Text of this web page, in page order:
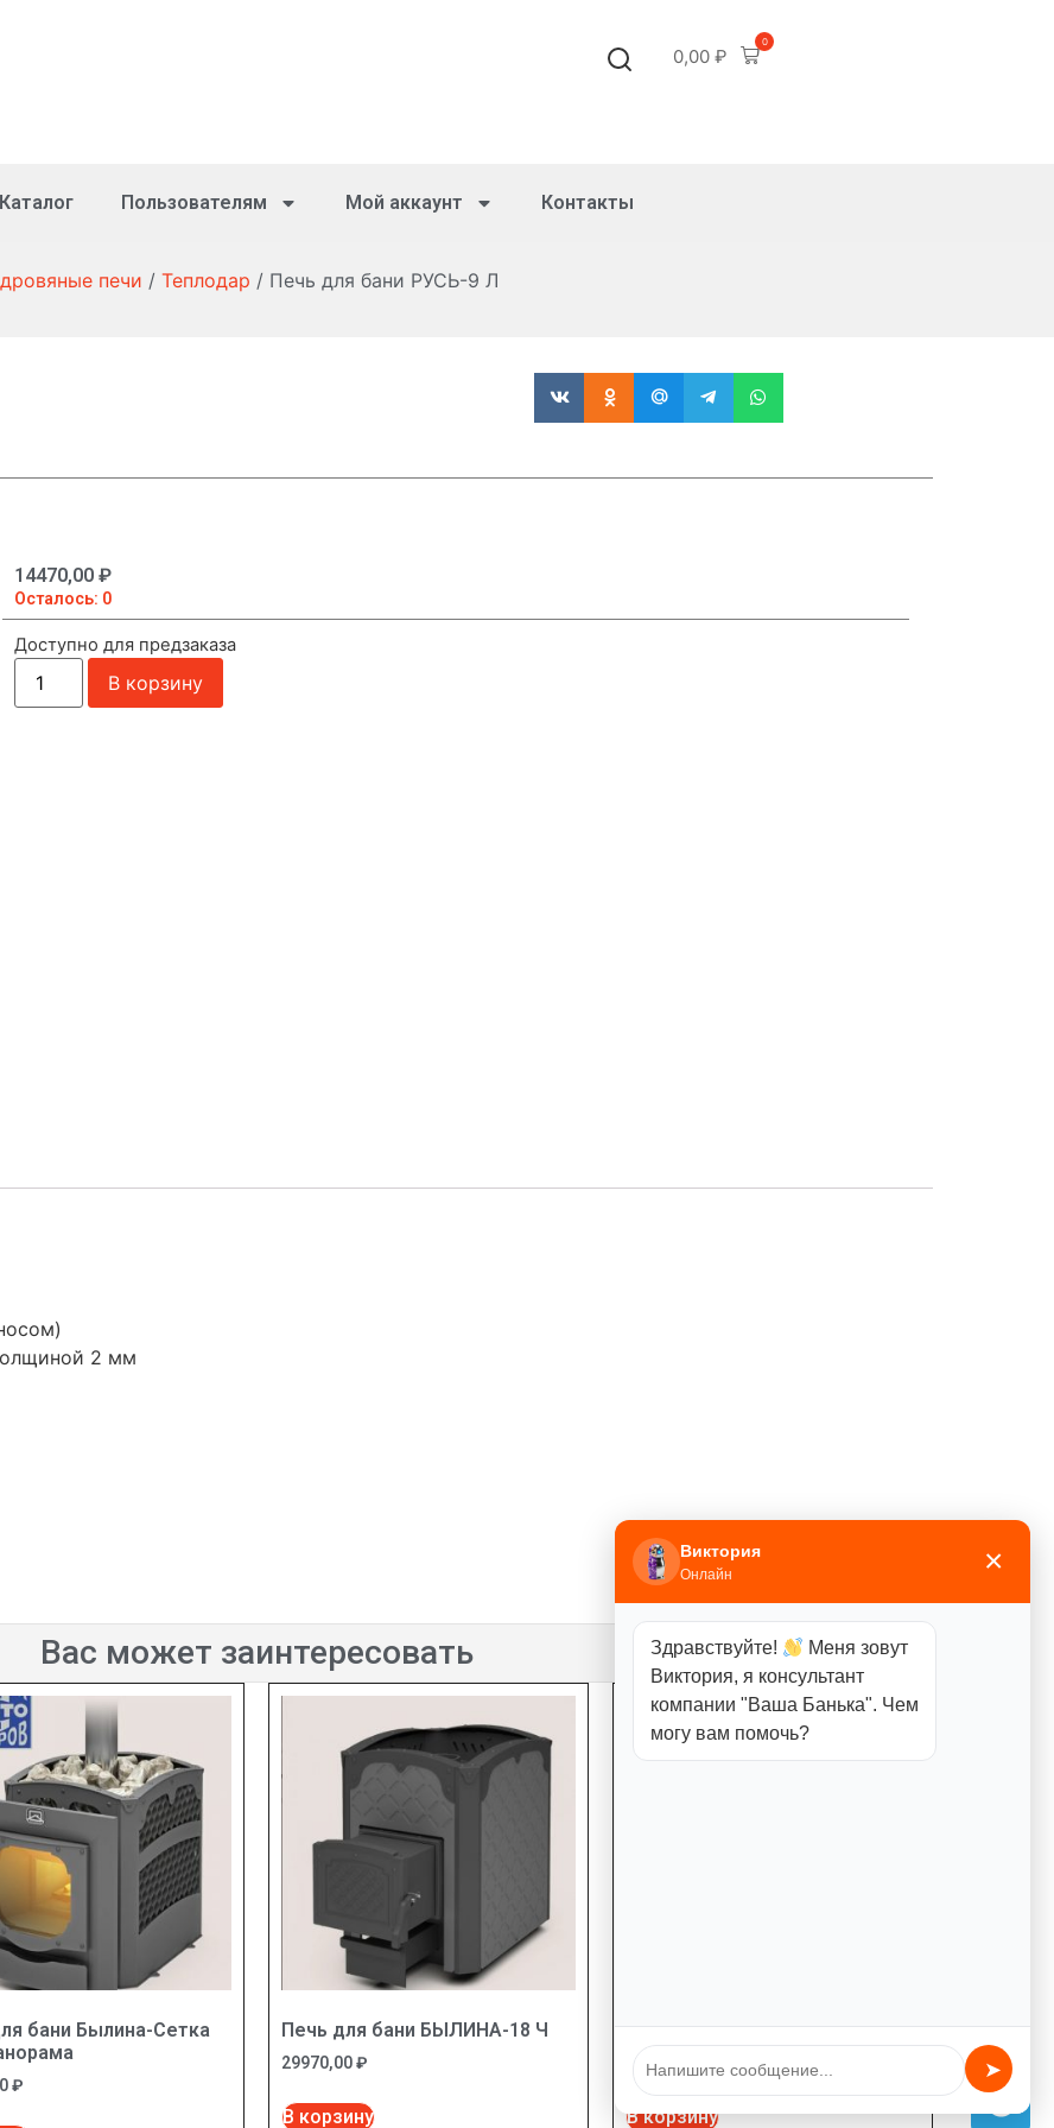
0,00 ₽
0
Каталог Пользователям Мой аккаунт Контакты
печи / Теплодар / Печь для бани РУСЬ-9 Л
14470,00 ₽
Осталось: 0
Доступно для предзаказа
В корзину
2 мм
Вас может заинтересовать
бани Былина-Сетка
₽
Печь для бани БЫЛИНА-18 Ч
29970,00₽
В корзину
Печь для бани РУСЬ-12 Л
18470,00
В корзину
Виктория
Онлайн ×
Здравствуйте!
Меня зовут
Виктория, я консультант
компании "Ваша Банька". Чем
могу вам помочь?
➤